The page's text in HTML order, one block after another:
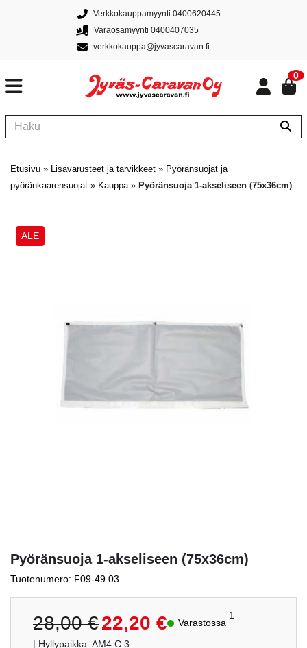
Verkkokauppamyynti 0400620445
Varaosamyynti 0400407035
verkkokauppa@jyvascaravan.fi
0
Etusivu » Lisävarusteet ja tarvikkeet » Pyöränsuojat ja
pyöränkaarensuojat » Kauppa» Pyöränsuoja 1-akseliseen (75x36cm)
ALE
Pyöränsuoja 1-akseliseen (75x36cm)
Tuotenumero: F09-49.03
28,00€
Alkuperäinen
hinta
22,20 €
Nykyinen
hinta
Varastossa
1
| Hyllypaikka: AM4.C.3